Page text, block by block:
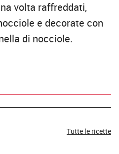
volta raffreddati,
e decorate con
di nocciole.
Tutte le ricette